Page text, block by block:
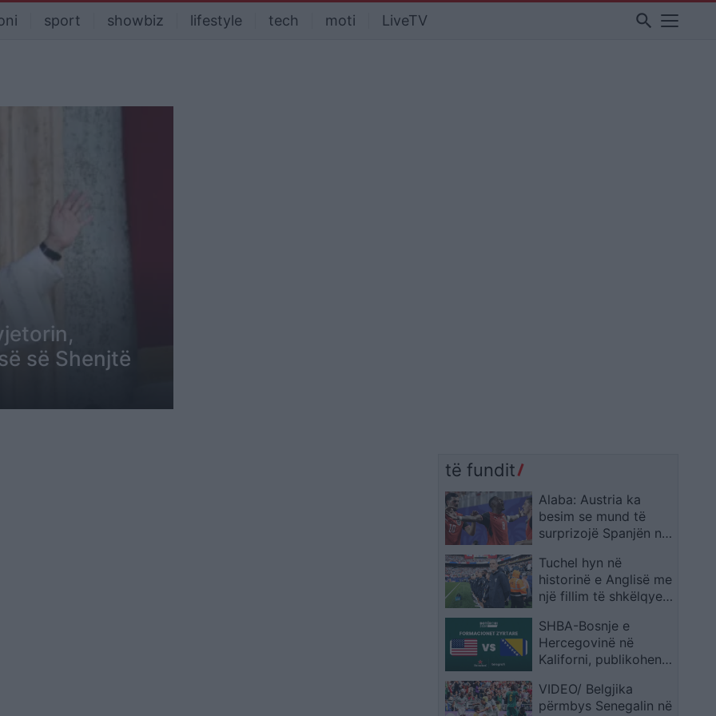
sport showbiz lifestyle tech moti LiveTV search
së Shenjtë
të fundit
Alaba: Austria ka
besim se mund të
surprizojë Spanjën në
Tuchel hyn në
historinë e Anglisë me
një fillim të shkëlqyer
SHBA-Bosnje e
Hercegovinë në
Kaliforni, publikohen
VIDEO/ Belgjika
përmbys Senegalin në